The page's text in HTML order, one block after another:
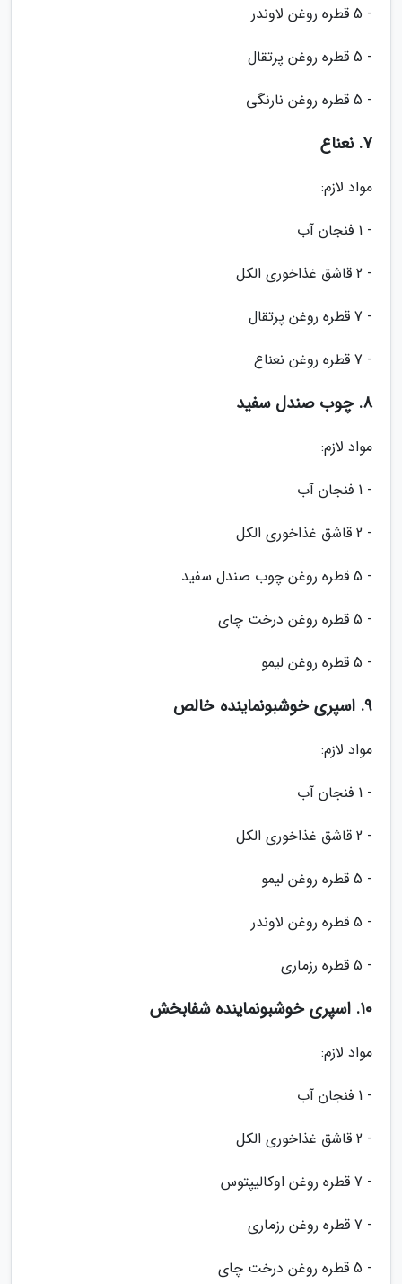
- 5 قطره روغن لاوندر
- 5 قطره روغن پرتقال
- 5 قطره روغن نارنگی
7. نعناع
مواد لازم:
- 1 فنجان آب
- 2 قاشق غذاخوری الکل
- 7 قطره روغن پرتقال
- 7 قطره روغن نعناع
8. چوب صندل سفید
مواد لازم:
- 1 فنجان آب
- 2 قاشق غذاخوری الکل
- 5 قطره روغن چوب صندل سفید
- 5 قطره روغن درخت چای
- 5 قطره روغن لیمو
9. اسپری خوشبونماینده خالص
مواد لازم:
- 1 فنجان آب
- 2 قاشق غذاخوری الکل
- 5 قطره روغن لیمو
- 5 قطره روغن لاوندر
- 5 قطره رزماری
10. اسپری خوشبونماینده شفابخش
مواد لازم:
- 1 فنجان آب
- 2 قاشق غذاخوری الکل
- 7 قطره روغن اوکالیپتوس
- 7 قطره روغن رزماری
- 5 قطره روغن درخت چای